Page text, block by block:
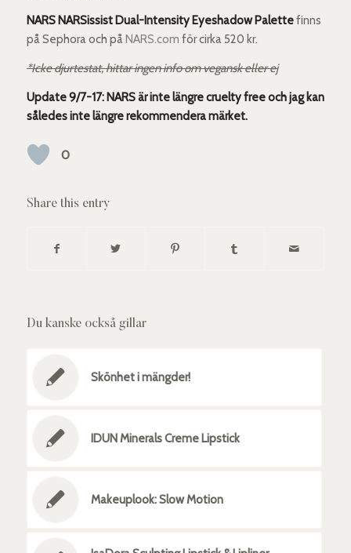
NARS NARSissist Dual-Intensity Eyeshadow Palettefinns
på Sephora och påNARS.com för cirka 520 kr.
*Icke djurtestat, hittar ingen info om vegansk eller ej
Update 9/7-17: NARS är inte längre cruelty free och jag kan
således inte längre rekommendera märket.
0
Share this entry
Du kanske också gillar
Skönhet i mängder!
IDUN Minerals Creme Lipstick
Makeuplook: Slow Motion